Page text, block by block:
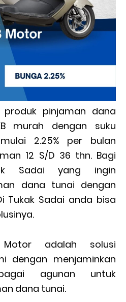
produk pinjaman dana
murah dengan suku
2.25% per bulan
12 S/D 36 thn. Bagi
Sadai yang ingin
dana tunai dengan
Tukak Sadai anda bisa
Motor adalah solusi
dengan menjaminkan
agunan untuk
dana tunai.